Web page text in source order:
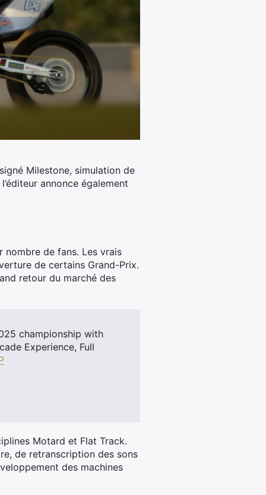
Milestone, simulation de
annonce également
de fans. Les vrais
de certains Grand-Prix.
retour du marché des
championship with
Experience, Full
Motard et Flat Track.
de retranscription des sons
des machines